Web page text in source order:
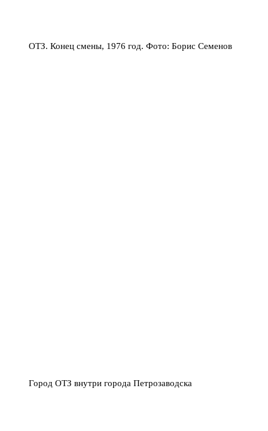
ОТЗ. Конец смены, 1976 год. Фото: Борис Семенов
Город ОТЗ внутри города Петрозаводска